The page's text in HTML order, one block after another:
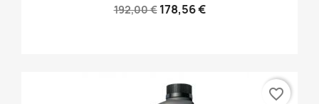
192,00 € 178,56 €
favorite_border